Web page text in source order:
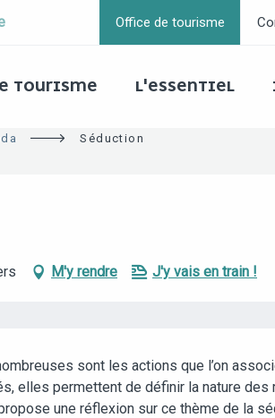
Office de tourisme
TOURISME L'ESSENTIEL
Séduction
M'y rendre J'y vais en train !
sont les actions que l’on
elles permettent de définir la nature des
une réflexion sur ce thème de la